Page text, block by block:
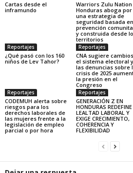
Cartas desde el
inframundo
Warriors Zulu Nation
Honduras aboga por
una estrategia de
seguridad basada
prevención
y construida desde
territorios
Reportajes
¿Qué pasó con los 160
niños de Lev Tahor?
Reportajes
CNA sugiere
el sistema electoral y
las denuncias sobre
crisis de 2025
la presión en el
Congreso
Reportajes
CODEMUH alerta sobre
riesgos para los
derechos laborales de
las mujeres frente a la
legislación de empleo
parcial o por hora
Reportajes
GENERACIÓN Z EN
HONDURAS
LEALTAD LABORAL Y
EXIGE CRECIMIENTO,
COHERENCIA Y
FLEXIBILIDAD